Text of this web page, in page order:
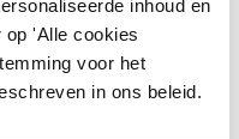
inhoud en
op 'Alle cookies
voor het
in ons beleid.